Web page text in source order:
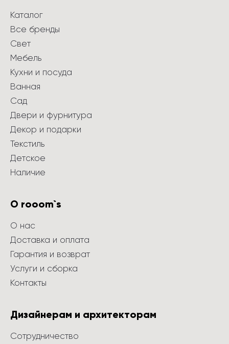
Каталог
Все бренды
Свет
Мебель
Кухни и посуда
Ванная
Сад
Двери и фурнитура
Декор и подарки
Текстиль
Детское
Наличие
О rooom`s
О нас
Доставка и оплата
Гарантия и возврат
Услуги и сборка
Контакты
Дизайнерам и архитекторам
Сотрудничество